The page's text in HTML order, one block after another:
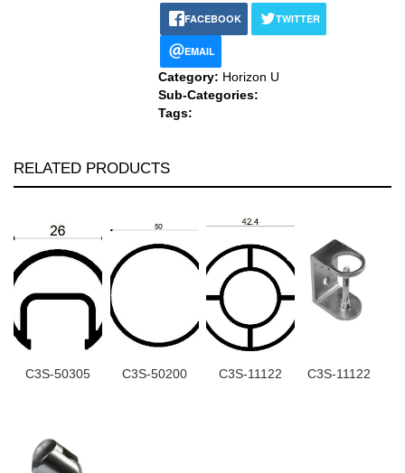
FACEBOOK TWITTER
EMAIL
Category: Horizon U
Sub-Categories:
Tags:
RELATED PRODUCTS
C3S-50305 C3S-50200 C3S-11122 C3S-11122